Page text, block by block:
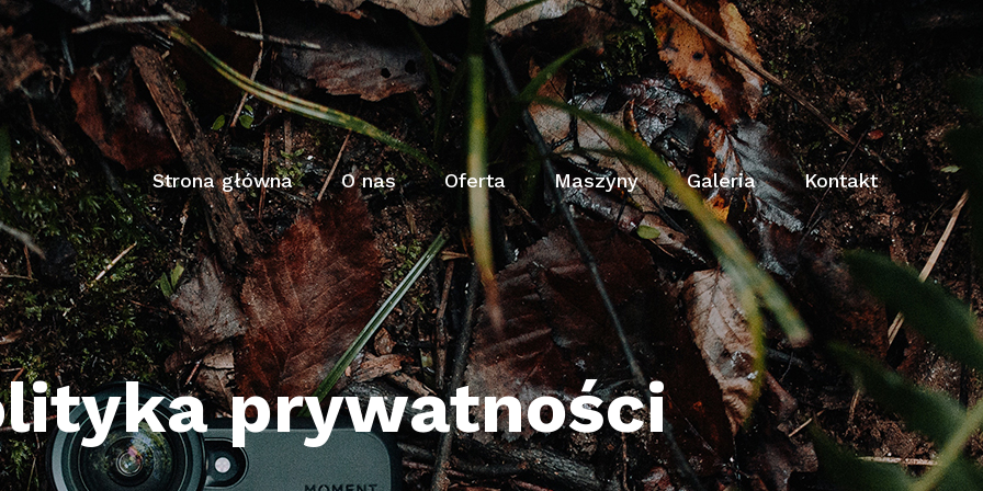
Strona główna O nas Oferta Maszyny Galeria Kontakt
prywatności